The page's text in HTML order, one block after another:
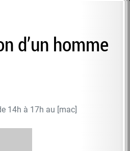
d’un homme
14h à 17h au [mac]